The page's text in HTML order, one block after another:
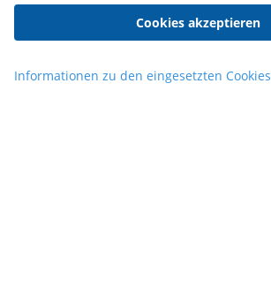
Cookies akzeptieren
Informationen zu den eingesetzten Cookies